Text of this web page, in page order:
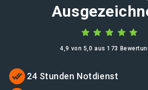
4,9 von 5,0 aus 173
24 Stunden Notdienst